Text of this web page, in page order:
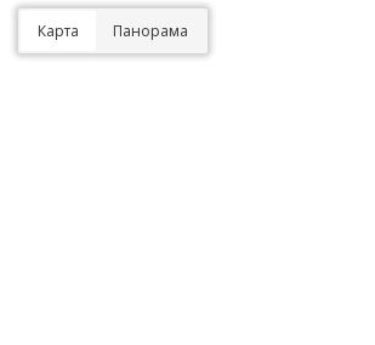
Карта Панорама